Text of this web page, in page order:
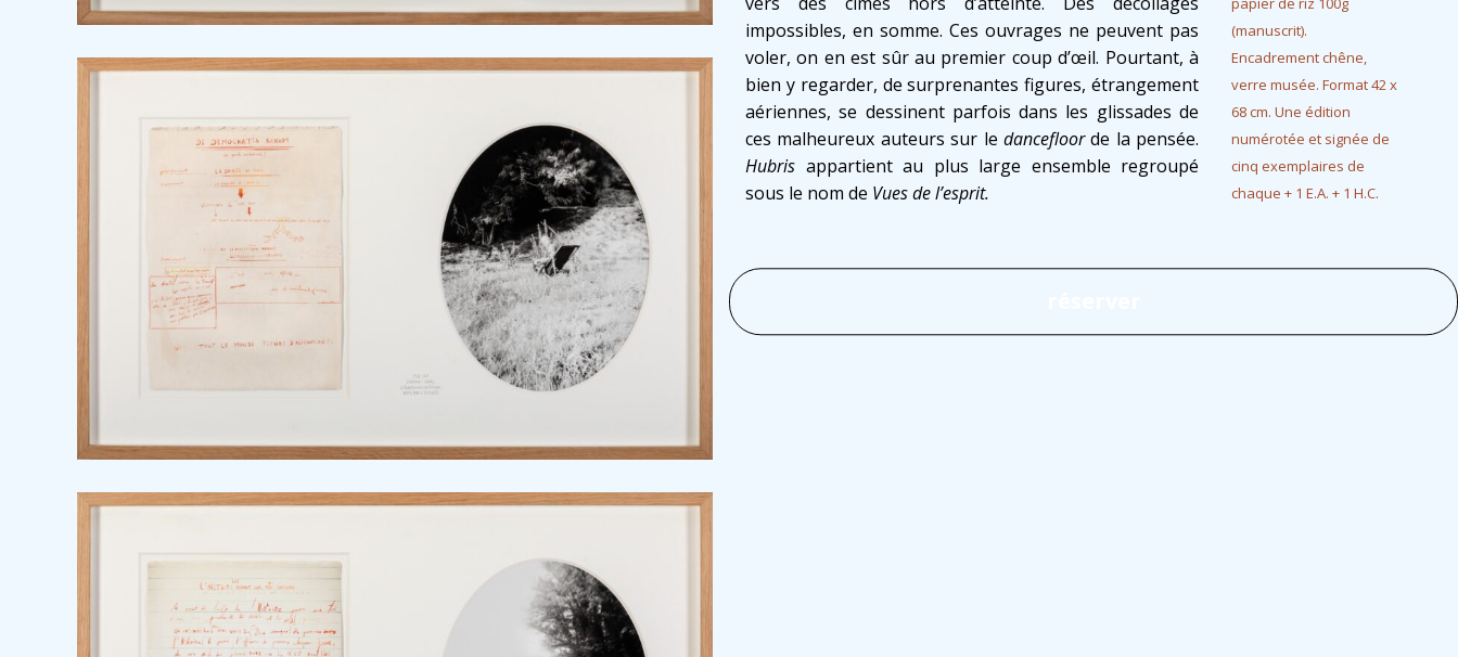
impossibles, en somme. Ces ouvrages ne peuvent pas
voler, on en est sûr au premier coup d’œil. Pourtant, à
bien y regarder, de surprenantes figures, étrangement
aériennes, se dessinent parfois dans les glissades de
ces malheureux auteurs sur le dancefloorde la pensée.
Hubris appartient au plus large ensemble regroupé
sous le nom de Vues de l’esprit.
(manuscrit).
Encadrement chêne,
verre musée. Format 42 x
68 cm. Une édition
numérotée et signée de
cinq exemplaires de
chaque + 1 E.A. + 1 H.C.